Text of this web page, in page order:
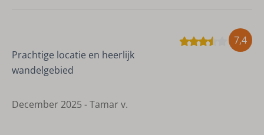
7,4
Prachtige locatie en heerlijk
wandelgebied
December 2025 - Tamar v.